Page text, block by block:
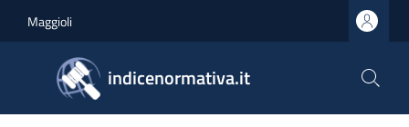
Maggioli
indicenormativa.it